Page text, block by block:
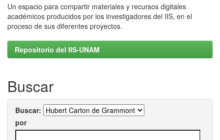
Un espacio para compartir materiales y recursos digitales
académicos producidos por los investigadores del IIS, en el
proceso de sus diferentes proyectos.
Repositorio del IIS-UNAM
Buscar
Buscar:
por